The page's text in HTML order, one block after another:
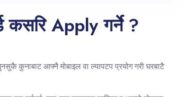
कसरि Apply गर्ने ?
कुनाबाट आफ्नै मोबाइल वा ल्यापटप प्रयोग गरी घरबाटै